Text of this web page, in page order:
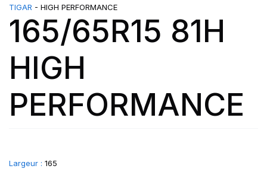
TIGAR - HIGH PERFORMANCE
165/65R15 81H
HIGH
PERFORMANCE
Largeur : 165